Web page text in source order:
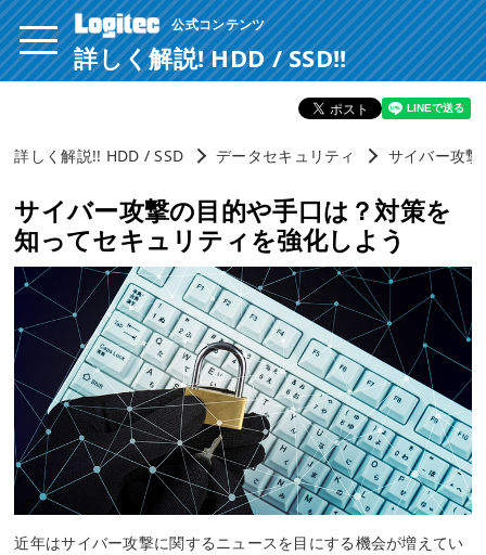
公式コンテンツ
詳しく解説! HDD / SSD!!
詳しく解説!! HDD / SSD データセキュリティ サイバー攻
サイバー攻撃の目的や手口は？対策を
知ってセキュリティを強化しよう
近年はサイバー攻撃に関するニュースを目にする機会が増えてい